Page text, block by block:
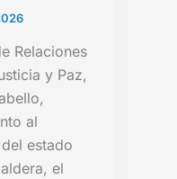
Relaciones
y Paz,
al
estado
el